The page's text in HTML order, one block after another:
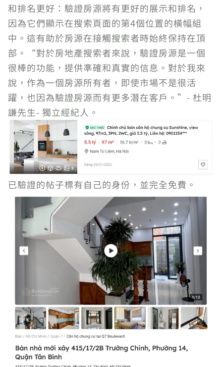
和排名更好：驗證房源將有更好的展示和排名，
因為它們顯示在搜索頁面的第4個位置的橫幅組
中。這有助於房源在接觸搜索者時始終保持在頂
部。“對於房地產搜索者來說，驗證房源是一個
很棒的功能，提供準確和真實的信息。對於我來
說，作為一個房源所有者，即使市場不是很活
躍，也因為驗證房源而有更多潛在客戶。”- 杜明
謙先生- 獨立經紀人。
已驗證的帖子標有自己的身份，並完全免費。